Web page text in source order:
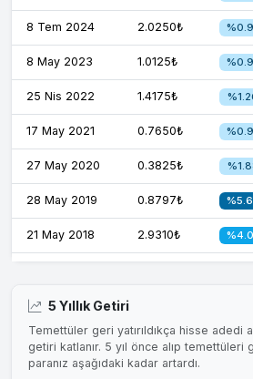
8 Tem 2024 2.0250₺
8 May 2023 1.0125₺
25 Nis 2022 1.4175₺
17 May 2021 0.7650₺
27 May 2020 0.3825₺
28 May 2019 0.8797₺
21 May 2018 2.9310₺
23 May 2016
2 Haz 2015 0.7650₺
14 Ara 2014
5 Yıllık Getiri
Temettüler geri yatırıldıkça hisse adedi
getiri katlanır. 5 yıl önce alıp temettüleri
paranız aşağıdaki kadar artardı.